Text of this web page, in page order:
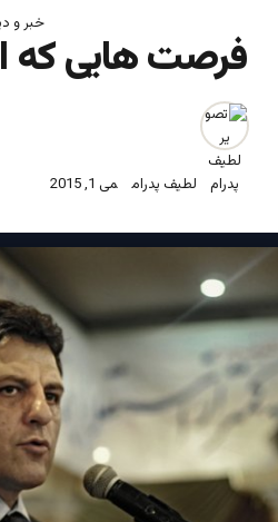
خبر و
فرصت هایی که
لطیف پدرام می 1, 2015